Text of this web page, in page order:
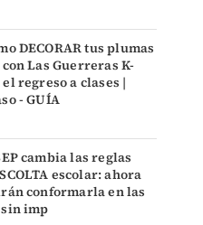
DECORAR tus plumas
Las Guerreras K-
regreso a clases |
- GUÍA
cambia las reglas
escolar: ahora
conformarla en las
imp